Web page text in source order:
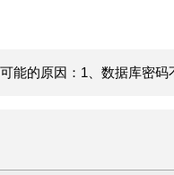
能的原因：1、数据库密码